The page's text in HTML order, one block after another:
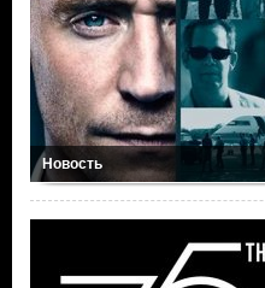
Новость